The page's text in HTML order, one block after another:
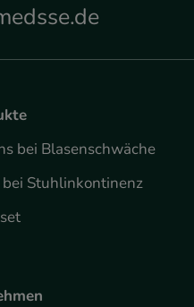
bei Blasenschwäche
Stuhlinkontinenz